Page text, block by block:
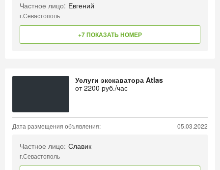
Частное лицо: Евгений
г.Севастополь
+7 ПОКАЗАТЬ НОМЕР
Услуги экскаватора Atlas
от2200 руб./час
Дата размещения объявления: 05.03.2022
Частное лицо: Славик
г.Севастополь